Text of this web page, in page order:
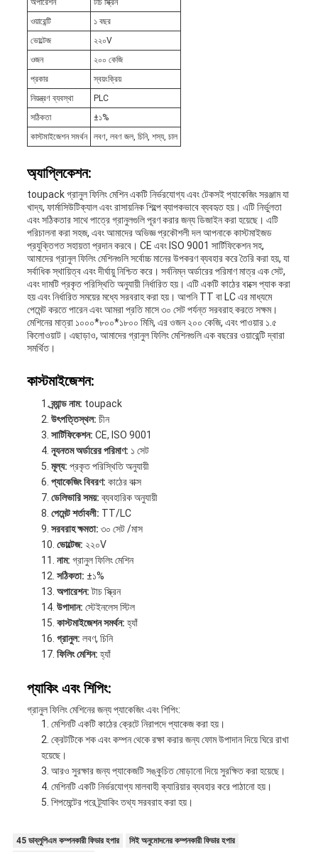
অপারেশন
টাচ স্ক্রিন
ওয়ারেন্টি
১ বছর
ভোল্টেজ
২২০V
ওজন
২০০ কেজি
প্রকার
স্বয়ংক্রিয়
নিয়ন্ত্রণ ব্যবস্থা
PLC
সঠিকতা
±১%
কাস্টমাইজেশন সমর্থন
লবণ, লবণ জল, চিনি, শস্য, চাল
অ্যাপ্লিকেশন:
toupack গ্রানুল ফিলিং মেশিন একটি নির্ভরযোগ্য এবং টেকসই প্যাকেজিং সরঞ্জাম যা
খাদ্য, ফার্মাসিউটিক্যাল এবং রাসায়নিক শিল্পে ব্যাপকভাবে ব্যবহৃত হয়। এটি নির্ভুলতা
এবং সঠিকতার সাথে পাত্রে গ্রানুলগুলি পূরণ করার জন্য ডিজাইন করা হয়েছে। এটি
পরিচালনা করা সহজ, এবং আমাদের অভিজ্ঞ প্রকৌশলী দল আপনাকে কাস্টমাইজড
প্রযুক্তিগত সহায়তা প্রদান করবে। CE এবং ISO 9001 সার্টিফিকেশন সহ,
আমাদের গ্রানুল ফিলিং মেশিনগুলি সর্বোচ্চ মানের উপকরণ ব্যবহার করে তৈরি করা হয়, যা
সর্বাধিক স্থায়িত্ব এবং দীর্ঘায়ু নিশ্চিত করে। সর্বনিম্ন অর্ডারের পরিমাণ মাত্র এক সেট,
এবং দামটি প্রকৃত পরিস্থিতি অনুযায়ী নির্ধারিত হয়। এটি একটি কাঠের বাক্সে প্যাক করা
হয় এবং নির্ধারিত সময়ের মধ্যে সরবরাহ করা হয়। আপনি TT বা LC এর মাধ্যমে
পেমেন্ট করতে পারেন এবং আমরা প্রতি মাসে ৩০ সেট পর্যন্ত সরবরাহ করতে সক্ষম।
মেশিনের মাত্রা ১০০০*৮০০*১৮০০ মিমি, এর ওজন ২০০ কেজি, এবং পাওয়ার ১.৫
কিলোওয়াট। এছাড়াও, আমাদের গ্রানুল ফিলিং মেশিনগুলি এক বছরের ওয়ারেন্টি দ্বারা
সমর্থিত।
কাস্টমাইজেশন:
ব্র্যান্ড নাম: toupack
উৎপত্তিস্থল: চীন
সার্টিফিকেশন: CE, ISO 9001
ন্যূনতম অর্ডারের পরিমাণ: ১ সেট
মূল্য: প্রকৃত পরিস্থিতি অনুযায়ী
প্যাকেজিং বিবরণ: কাঠের বাক্স
ডেলিভারি সময়:ব্যবহারিক অনুযায়ী
পেমেন্ট শর্তাবলী: TT/LC
সরবরাহ ক্ষমতা: ৩০ সেট /মাস
ভোল্টেজ: ২২০V
নাম: গ্রানুল ফিলিং মেশিন
সঠিকতা: ±১%
অপারেশন:টাচ স্ক্রিন
উপাদান: স্টেইনলেস স্টিল
কাস্টমাইজেশন সমর্থন:হ্যাঁ
গ্রানুল: লবণ, চিনি
ফিলিং মেশিন:হ্যাঁ
প্যাকিং এবং শিপিং:
গ্রানুল ফিলিং মেশিনের জন্য প্যাকেজিং এবং শিপিং:
মেশিনটি একটি কাঠের ক্রেটে নিরাপদে প্যাকেজ করা হয়।
ক্রেটটিকে শক এবং কম্পন থেকে রক্ষা করার জন্য ফোম উপাদান দিয়ে ঘিরে রাখা
হয়েছে।
আরও সুরক্ষার জন্য প্যাকেজটি সঙ্কুচিত মোড়ানো দিয়ে সুরক্ষিত করা হয়েছে।
মেশিনটি একটি নির্ভরযোগ্য মালবাহী ক্যারিয়ার ব্যবহার করে পাঠানো হয়।
শিপমেন্টের পরে ট্র্যাকিং তথ্য সরবরাহ করা হয়।
45 ডাব্লুপিএম কম্পনকারী ফিডার হপার
সিই অনুমোদনের কম্পনকারী ফিডার হপার